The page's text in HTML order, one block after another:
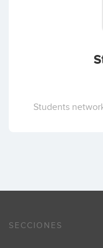
Students
SECCIONES